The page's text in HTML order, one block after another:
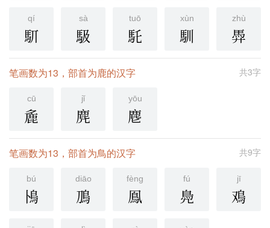
qí
䭶
sà
馺
tuō
馲
xùn
馴
zhù
馵
共3字
笔画数为13，部首为鹿的汉字
cū
麁
jǐ
麂
yōu
麀
共9字
笔画数为13，部首为鳥的汉字
bú
鳪
diāo
鳭
fèng
鳯
fú
鳧
jī
鳮